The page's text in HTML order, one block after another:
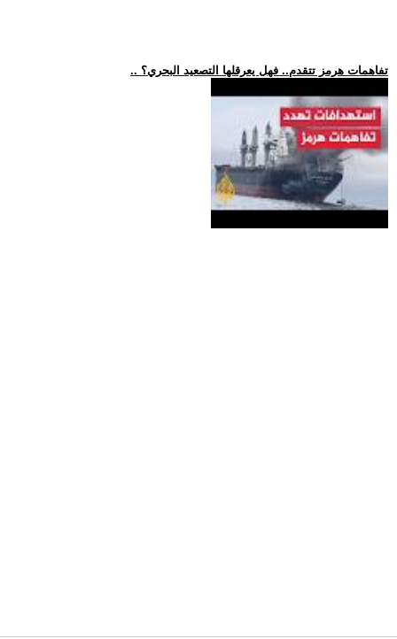
.. تفاهمات هرمز تتقدم.. فهل يعرقلها التصعيد البحري؟